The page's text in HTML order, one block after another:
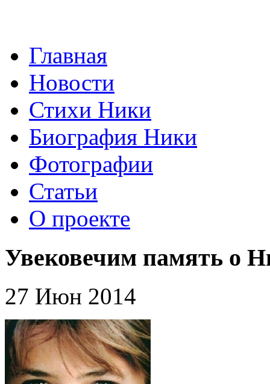
Главная
Новости
Стихи Ники
Биография Ники
Фотографии
Статьи
О проекте
Увековечим память о
27 Июн 2014